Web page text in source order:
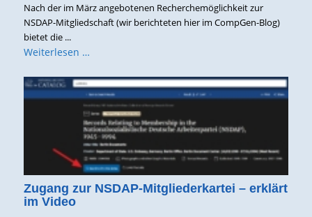
Nach der im März angebotenen Recherchemöglichkeit zur
NSDAP-Mitgliedschaft (wir berichteten hier im CompGen-Blog)
bietet die ...
Weiterlesen …
Zugang zur NSDAP-Mitgliederkartei – erklärt
im Video